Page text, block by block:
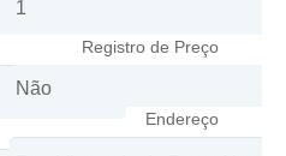
Registro de Preço
Endereço